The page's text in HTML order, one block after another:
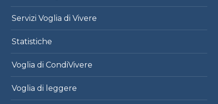
Servizi Voglia di Vivere
Statistiche
Voglia di CondiVivere
Voglia di leggere